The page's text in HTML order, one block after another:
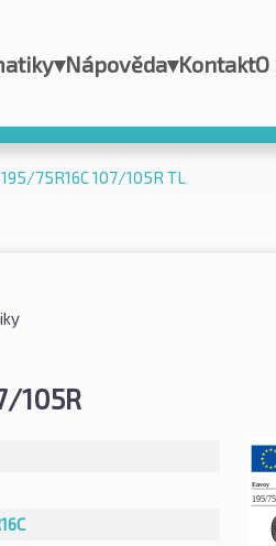
▾Nápověda▾KontaktO
75R16C 107/105R TL
105R